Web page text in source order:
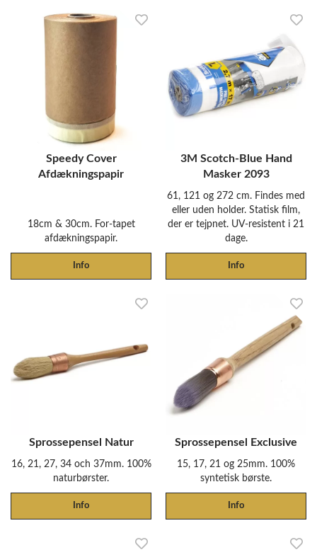
Speedy Cover
Afdækningspapir
18cm & 30cm. For-tapet
afdækningspapir.
Info
3M Scotch-Blue Hand
Masker 2093
61, 121 og 272 cm. Findes med
eller uden holder. Statisk film,
der er tejpnet. UV-resistent i 21
dage.
Info
Sprossepensel Natur
16, 21, 27, 34 och 37mm. 100%
naturbørster.
Info
Sprossepensel Exclusive
15, 17, 21 og 25mm. 100%
syntetisk børste.
Info